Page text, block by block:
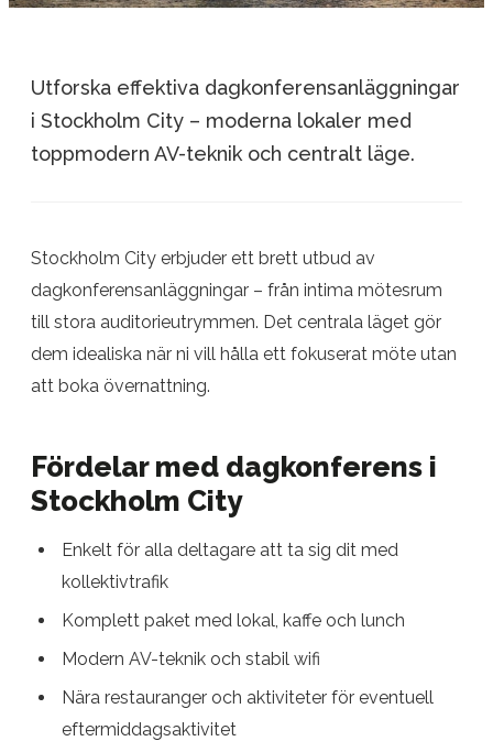
Utforska effektiva dagkonferensanläggningar
i Stockholm City – moderna lokaler med
toppmodern AV-teknik och centralt läge.
Stockholm City erbjuder ett brett utbud av
dagkonferensanläggningar – från intima mötesrum
till stora auditorieutrymmen. Det centrala läget gör
dem idealiska när ni vill hålla ett fokuserat möte utan
att boka övernattning.
Fördelar med dagkonferens i
Stockholm City
Enkelt för alla deltagare att ta sig dit med
kollektivtrafik
Komplett paket med lokal, kaffe och lunch
Modern AV-teknik och stabil wifi
Nära restauranger och aktiviteter för eventuell
eftermiddagsaktivitet